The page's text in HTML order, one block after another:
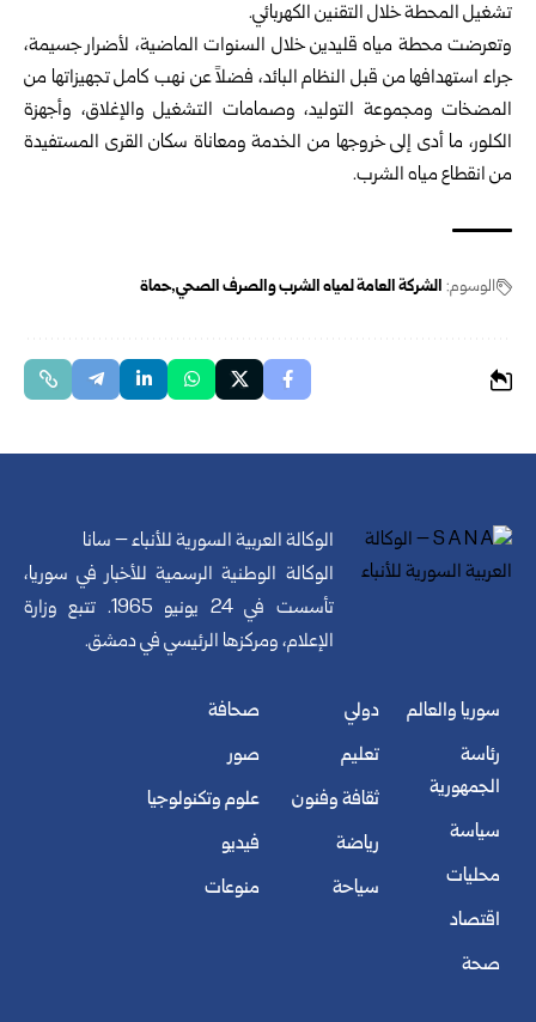
تشغيل المحطة خلال التقنين الكهربائي.
وتعرضت محطة مياه قليدين خلال السنوات الماضية، لأضرار جسيمة،
جراء استهدافها من قبل النظام البائد، فضلاً عن نهب كامل تجهيزاتها من
المضخات ومجموعة التوليد، وصمامات التشغيل والإغلاق، وأجهزة
الكلور، ما أدى إلى خروجها من الخدمة ومعاناة سكان القرى المستفيدة
من انقطاع مياه الشرب.
الوسوم: الشركة العامة لمياه الشرب والصرف الصحي حماة
الوكالة العربية السورية للأنباء – سانا
الوكالة الوطنية الرسمية للأخبار في سوريا،
تأسست في 24 يونيو 1965. تتبع وزارة
الإعلام، ومركزها الرئيسي في دمشق.
سوريا والعالم
رئاسة
الجمهورية
سياسة
محليات
اقتصاد
صحة
دولي
تعليم
ثقافة وفنون
رياضة
سياحة
صحافة
صور
علوم وتكنولوجيا
فيديو
منوعات